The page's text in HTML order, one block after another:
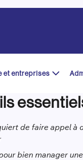
et entreprises
de faire appel
bien manager